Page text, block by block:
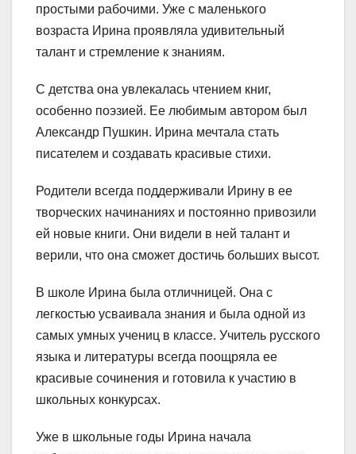
простыми рабочими. Уже с маленького
возраста Ирина проявляла удивительный
талант и стремление к знаниям.
С детства она увлекалась чтением книг,
особенно поэзией. Ее любимым автором был
Александр Пушкин. Ирина мечтала стать
писателем и создавать красивые стихи.
Родители всегда поддерживали Ирину в ее
творческих начинаниях и постоянно привозили
ей новые книги. Они видели в ней талант и
верили, что она сможет достичь больших высот.
В школе Ирина была отличницей. Она с
легкостью усваивала знания и была одной из
самых умных учениц в классе. Учитель русского
языка и литературы всегда поощряла ее
красивые сочинения и готовила к участию в
школьных конкурсах.
Уже в школьные годы Ирина начала